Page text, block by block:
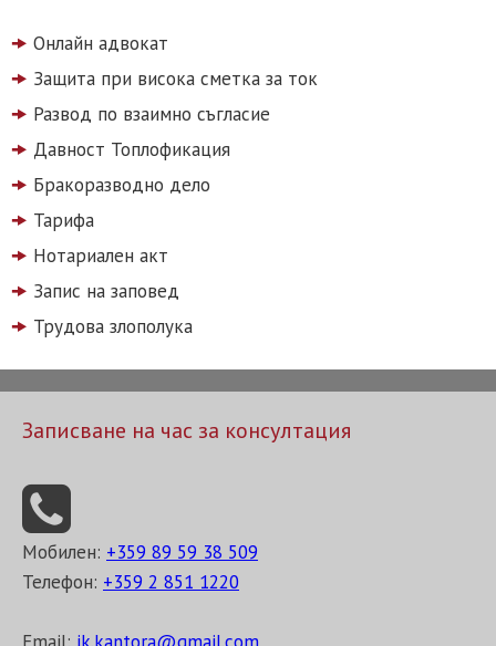
Онлайн адвокат
Защита при висока сметка за ток
Развод по взаимно съгласие
Давност Топлофикация
Бракоразводно дело
Тарифа
Нотариален акт
Запис на заповед
Трудова злополука
Записване на час за консултация
Мобилен: +359 89 59 38 509
Телефон: +359 2 851 1220